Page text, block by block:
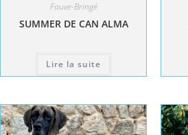
Fauve-Bringé
SUMMER DE CAN ALMA
Lire la suite